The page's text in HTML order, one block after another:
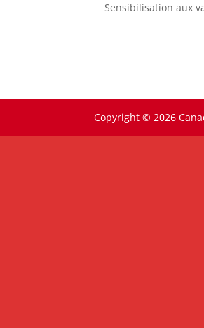
Sensibilisation aux
Copyright © 2026